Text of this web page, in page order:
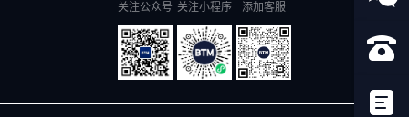
关注公众号 关注小程序 添加客服